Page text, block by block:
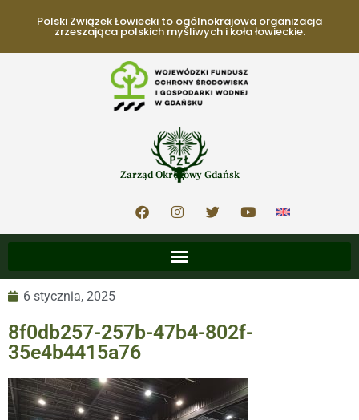
Polski Związek Łowiecki to ogólnokrajowa organizacja
zrzeszająca polskich myśliwych i koła łowieckie.
Zarząd Okręgowy Gdańsk
6 stycznia, 2025
8f0db257-257b-47b4-802f-
35e4b4415a76